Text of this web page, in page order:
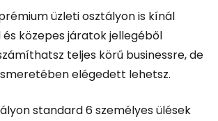
üzleti osztályon is kínál
és közepes járatok jellegéből
teljes körű businessre, de
elégedett lehetsz.
standard 6 személyes ülések